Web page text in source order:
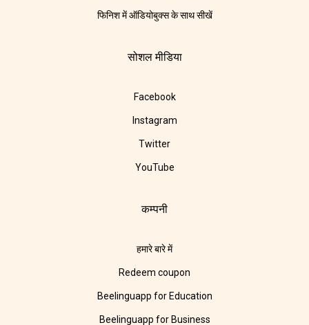
फिनिश में ऑडियोबुक्स के साथ सीखें
सोशल मीडिया
Facebook
Instagram
Twitter
YouTube
कम्पनी
हमारे बारे में
Redeem coupon
Beelinguapp for Education
Beelinguapp for Business